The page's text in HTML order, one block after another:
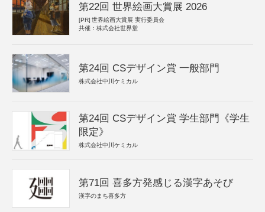
第22回 世界絵画大賞展 2026
[PR] 世界絵画大賞展 実行委員会
共催：株式会社世界堂
第24回 CSデザイン賞 一般部門
株式会社中川ケミカル
第24回 CSデザイン賞 学生部門《学生
限定》
株式会社中川ケミカル
第71回 喜多方発感じる漢字あそび
漢字のまち喜多方